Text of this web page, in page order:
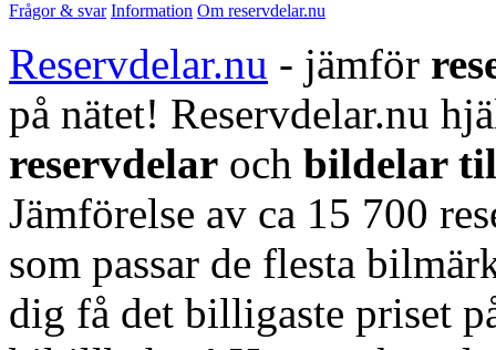
Frågor & svar Information Om reservdelar.nu
Reservdelar.nu - jämför
på nätet! Reservdelar.nu
reservdelar och bildelar
Jämförelse av ca 15 700
som passar de flesta
dig få det billigaste priset